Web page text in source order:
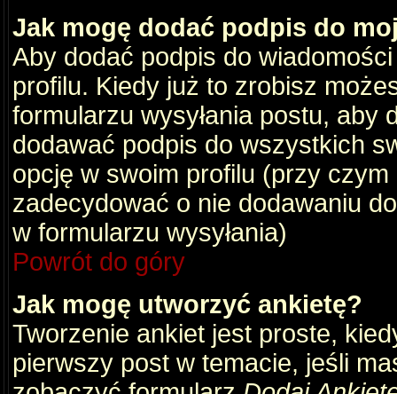
Jak mogę dodać podpis do
Aby dodać podpis do
profilu. Kiedy już to zrobisz
formularzu wysyłania postu,
dodawać podpis do wszystkich
opcję w swoim profilu (przy
zadecydować o nie dodawaniu
w formularzu wysyłania)
Powrót do góry
Jak mogę utworzyć ankietę?
Tworzenie ankiet jest proste,
pierwszy post w temacie, jeśli